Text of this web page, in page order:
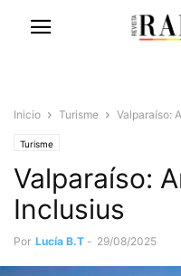
Inicio Turisme Valparaíso:
Turisme
Valparaíso:
Inclusius
Por Lucía B.T - 29/08/2025